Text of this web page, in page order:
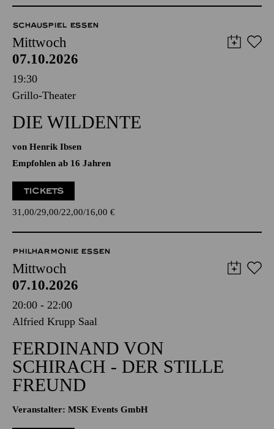
Mittwoch
07.10.2026
19:30
Grillo-Theater
DIE WILDENTE
Empfohlen ab 16 Jahren
PHILHARMONIE ESSEN
Mittwoch
07.10.2026
20:00 - 22:00
Alfried Krupp Saal
FERDINAND VON
SCHIRACH - DER STILLE
FREUND
Veranstalter: MSK Events GmbH